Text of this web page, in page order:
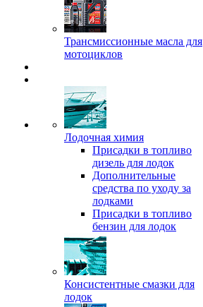
Трансмиссионные масла для
мотоциклов
Лодочная химия
Присадки в топливо
дизель для лодок
Дополнительные
средства по уходу за
лодками
Присадки в топливо
бензин для лодок
Консистентные смазки для
лодок